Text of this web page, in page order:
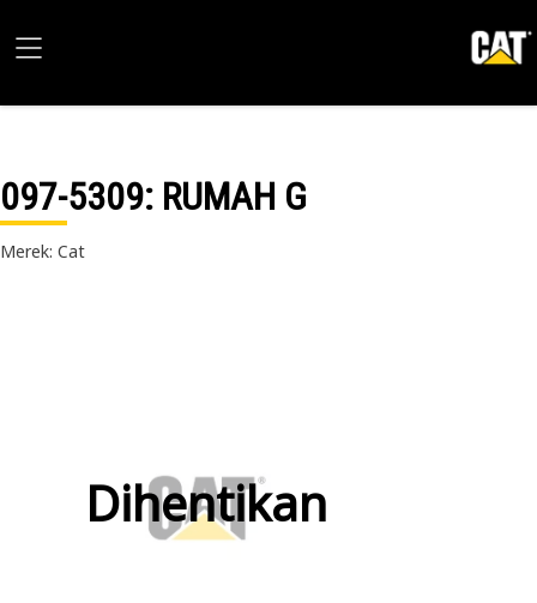
097-5309: RUMAH G
Merek: Cat
Dihentikan